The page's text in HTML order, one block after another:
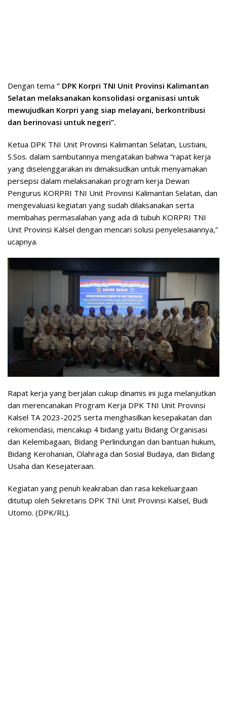
Dengan tema “ DPK Korpri TNI Unit Provinsi Kalimantan
Selatan melaksanakan konsolidasi organisasi untuk
mewujudkan Korpri yang siap melayani, berkontribusi
dan berinovasi untuk negeri”.
Ketua DPK TNI Unit Provinsi Kalimantan Selatan, Lustiani,
S.Sos. dalam sambutannya mengatakan bahwa “rapat kerja
yang diselenggarakan ini dimaksudkan untuk menyamakan
persepsi dalam melaksanakan program kerja Dewan
Pengurus KORPRI TNI Unit Provinsi Kalimantan Selatan, dan
mengevaluasi kegiatan yang sudah dilaksanakan serta
membahas permasalahan yang ada di tubuh KORPRI TNI
Unit Provinsi Kalsel dengan mencari solusi penyelesaiannya,”
ucapnya.
Rapat kerja yang berjalan cukup dinamis ini juga melanjutkan
dan merencanakan Program Kerja DPK TNI Unit Provinsi
Kalsel TA 2023-2025 serta menghasilkan kesepakatan dan
rekomendasi, mencakup 4 bidang yaitu Bidang Organisasi
dan Kelembagaan, Bidang Perlindungan dan bantuan hukum,
Bidang Kerohanian, Olahraga dan Sosial Budaya, dan Bidang
Usaha dan Kesejateraan.
Kegiatan yang penuh keakraban dan rasa kekeluargaan
ditutup oleh Sekretaris DPK TNI Unit Provinsi Kalsel, Budi
Utomo. (DPK/RL).